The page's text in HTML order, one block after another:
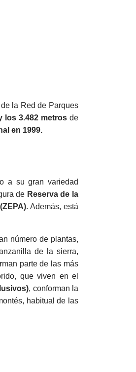
la Red de Parques
los 3.482 metros de
en 1999.
a su gran variedad
de Reserva de la
. Además, está
número de plantas,
de la sierra,
parte de las más
que viven en el
, conforman la
habitual de las